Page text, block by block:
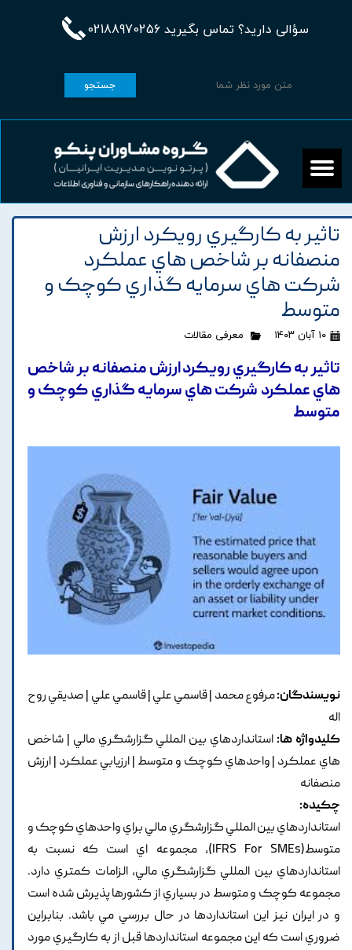
سؤالی دارید؟ تماس بگیرید 02188970256
جستجو
تاثير به کارگيري رويکرد ارزش
منصفانه بر شاخص هاي عملکرد
شرکت هاي سرمايه گذاري کوچک و
متوسط
۱۰ آبان ۱۴۰۳ معرفی مقالات
تاثير به کارگيري رويکرد ارزش منصفانه بر شاخص
هاي عملکرد شرکت هاي سرمايه گذاري کوچک و
متوسط
نویسندگان:مرفوع محمد | قاسمي علي | قاسمي علي | صديقي روح
اله
کلیدواژه ها: استانداردهاي بين المللي گزارشگري مالي | شاخص
هاي عملکرد | واحدهاي کوچک و متوسط | ارزيابي عملکرد | ارزش
منصفانه
چکیده:
استانداردهاي بين المللي گزارشگري مالي براي واحدهاي کوچک و
متوسط(IFRS For SMEs), مجموعه اي است که نسبت به
استانداردهاي بين المللي گزارشگري مالي, الزامات کمتري دارد.
مجموعه کوچک و متوسط در بسياري از کشورها پذيرش شده است
و در ايران نيز اين استانداردها در حال بررسي مي باشد. بنابراين
ضروري است که اين مجموعه استانداردها قبل از به کارگيري مورد